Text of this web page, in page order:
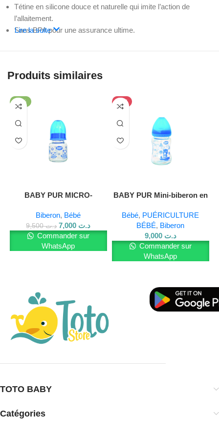
Tétine en silicone douce et naturelle qui imite l’action de
l’allaitement.
Sans BPA pour une assurance ultime.
Lire la suite
Produits similaires
-26%
BABY PUR MICRO-
Biberon, Bébé
د.ت9,500 د.ت
Commander sur
WhatsApp
HOT
BABY PUR Mini-biberon en
Bébé, PUÉRICULTURE
BÉBÉ, Biberon
د.ت 9,000
Commander sur
WhatsApp
TOTO BABY
Catégories